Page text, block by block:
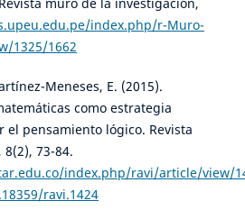
index.php/r-Muro-
1325/1662
Meneses, E. (2015).
como estrategia
pensamiento lógico. Revista
73-84.
index.php/ravi/article/view/
ravi.1424